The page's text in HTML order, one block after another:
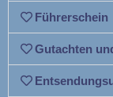
Führerschein
Gutachten